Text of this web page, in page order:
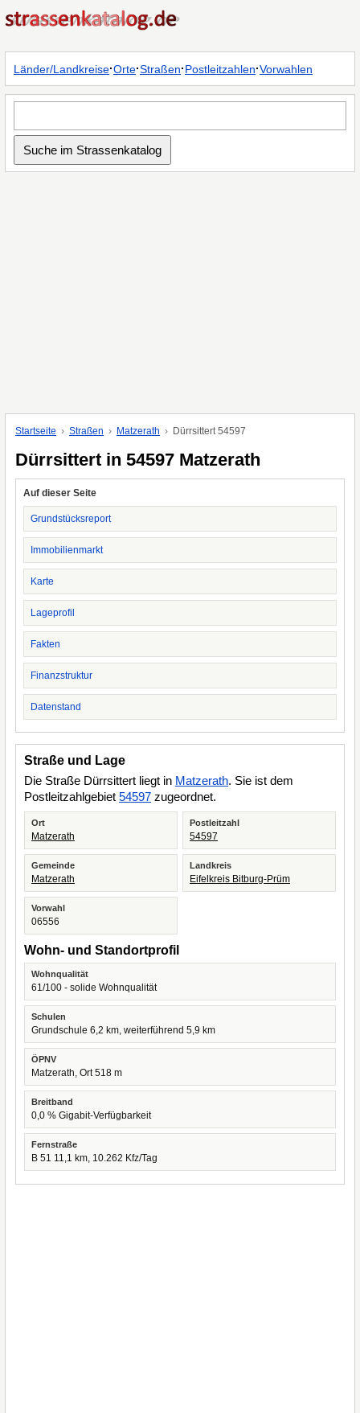
Länder/Landkreise·Orte·Straßen·Postleitzahlen·Vorwahlen
Startseite Straßen Matzerath Dürrsittert 54597
Dürrsittert in 54597 Matzerath
Auf dieser Seite
Grundstücksreport
Immobilienmarkt
Karte
Lageprofil
Fakten
Finanzstruktur
Datenstand
Straße und Lage
Die Straße Dürrsittert liegt in Matzerath. Sie ist dem
Postleitzahlgebiet 54597 zugeordnet.
Ort
Matzerath
Postleitzahl
54597
Gemeinde
Matzerath
Landkreis
Eifelkreis Bitburg-Prüm
Vorwahl
06556
Wohn- und Standortprofil
Wohnqualität
61/100 - solide Wohnqualität
Schulen
Grundschule 6,2 km, weiterführend 5,9 km
ÖPNV
Matzerath, Ort 518 m
Breitband
0,0 % Gigabit-Verfügbarkeit
Fernstraße
B 51 11,1 km, 10.262 Kfz/Tag